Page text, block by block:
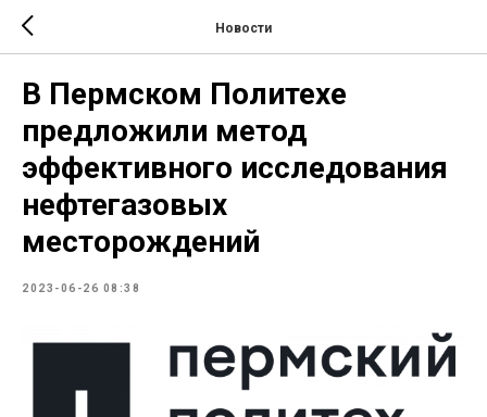
Новости
В Пермском Политехе
предложили метод
эффективного исследования
нефтегазовых
месторождений
2023-06-26 08:38